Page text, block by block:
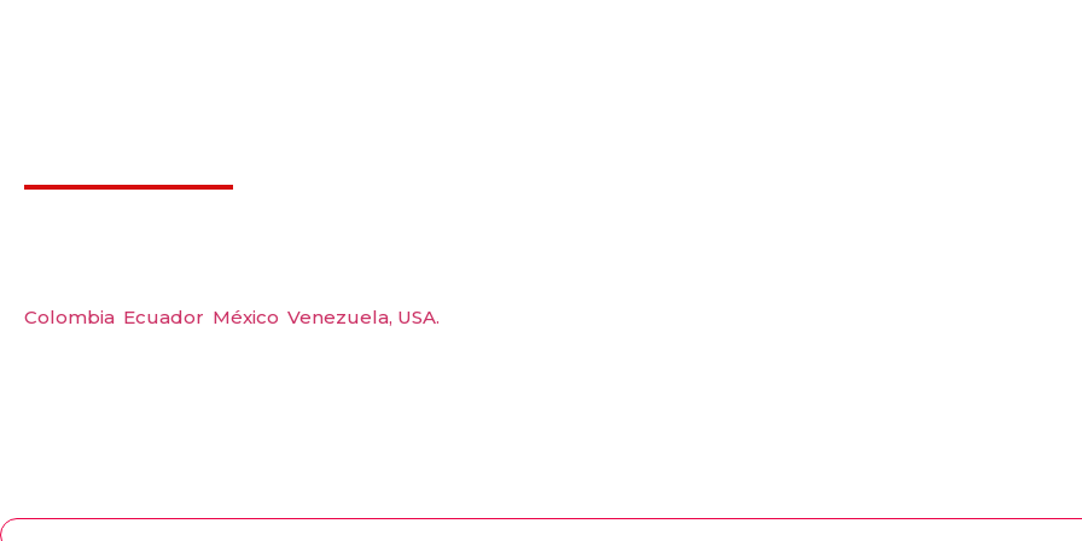
Colombia Ecuador México Venezuela, USA.